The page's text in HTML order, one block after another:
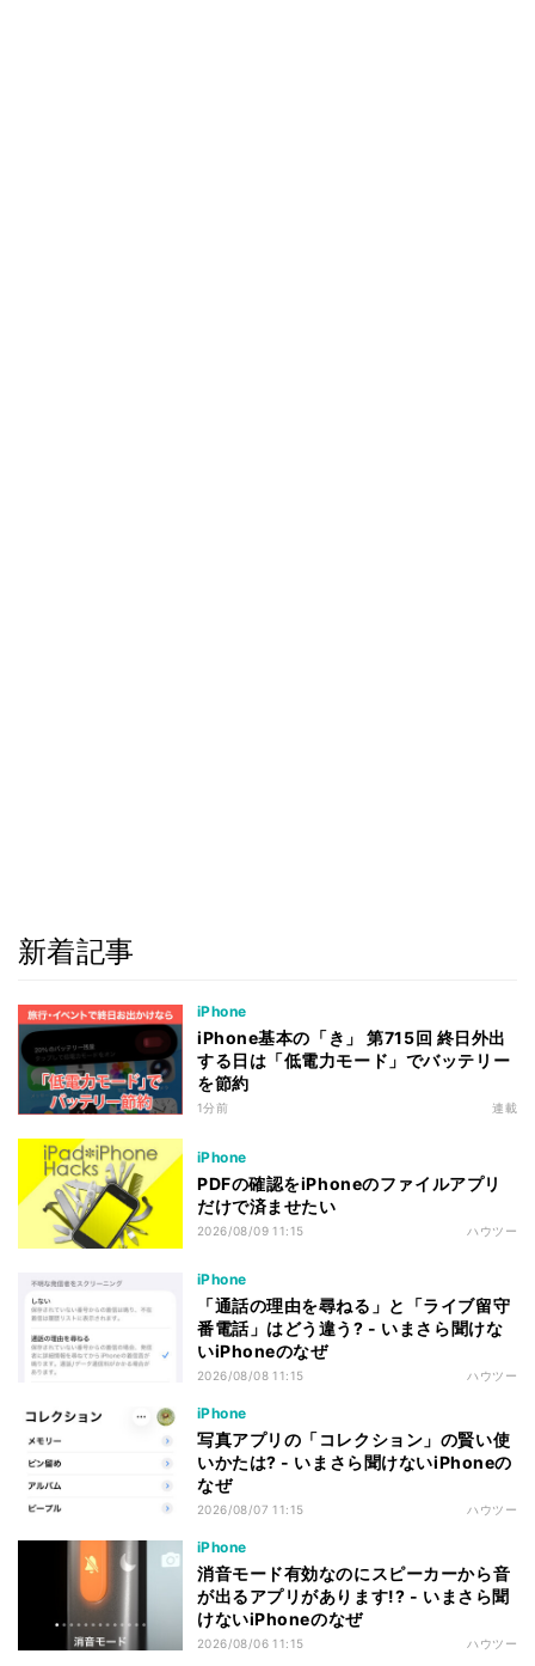
新着記事
iPhone
iPhone基本の「き」 第715回 終日外出
する日は「低電力モード」でバッテリー
を節約
1分前 連載
iPhone
PDFの確認をiPhoneのファイルアプリ
だけで済ませたい
2026/08/09 11:15 ハウツー
iPhone
「通話の理由を尋ねる」と「ライブ留守
番電話」はどう違う? - いまさら聞けな
いiPhoneのなぜ
2026/08/08 11:15 ハウツー
iPhone
写真アプリの「コレクション」の賢い使
いかたは? - いまさら聞けないiPhoneの
なぜ
2026/08/07 11:15 ハウツー
iPhone
消音モード有効なのにスピーカーから音
が出るアプリがあります!? - いまさら聞
けないiPhoneのなぜ
2026/08/06 11:15 ハウツー